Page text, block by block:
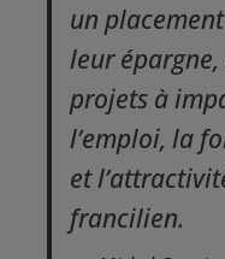
un
leur
projets à
l’emploi, la
et
francilien.